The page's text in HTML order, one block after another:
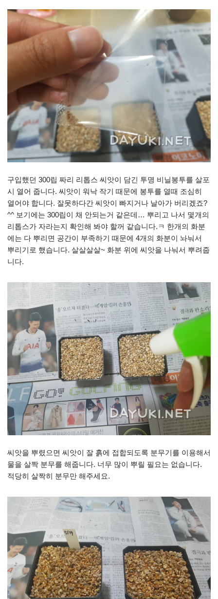
구입했던 300립 짜리 리톱스 씨앗이 담긴 투명 비닐봉투를 살포
시 열어 줍니다. 씨앗이 워낙 작기 때문에 봉투를 열때 조심히
열어야 합니다. 잘못하다간 씨앗이 빠지거나 날아가 버리겠죠?
^^ 보기에는 300립이 채 안되는거 같은데… 뿌리고 나서 몇개의
리톱스가 자라는지 확인해 봐야 할꺼 같습니다.ㅋ 한개의 화분
에는 다 뿌리면 공간이 부족하기 때문에 4개의 화분이 놔눠서
뿌리기로 했습니다. 살살살살~ 화분 위에 씨앗을 나눠서 뿌려줍
니다.
씨앗을 뿌렸으면 씨앗이 잘 흙에 접합되도록 분무기를 이용해서
물을 살짝 분무를 해줍니다. 너무 많이 뿌릴 필요는 없습니다.
적당히 살짝히 분무만 해주세요.